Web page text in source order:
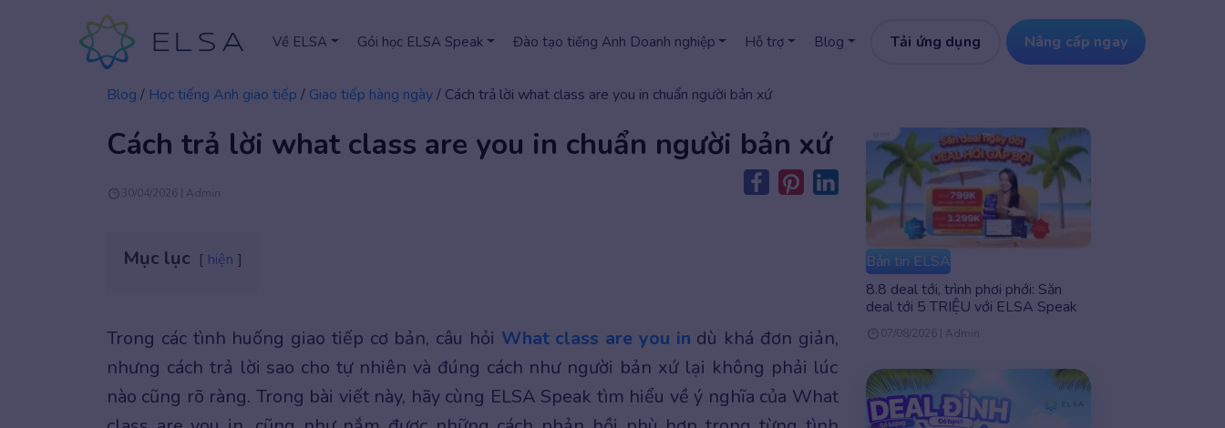
Về ELSA Gói học ELSA Speak Đào tạo tiếng Anh Doanh nghiệp Hỗ trợ Blog Tải ứng dụng Nâng cấp ngay
Blog / Học tiếng Anh giao tiếp / Giao tiếp hàng ngày/ Cách trả lời what class are you in chuẩn người bản xứ
Cách trả lời what class are you in chuẩn người bản xứ
30/04/2026 | Admin
Mục lục hiện
Trong các tình huống giao tiếp cơ bản, câu hỏi What class are you in dù khá đơn giản,
nhưng cách trả lời sao cho tự nhiên và đúng cách như người bản xứ lại không phải lúc
nào cũng rõ ràng. Trong bài viết này, hãy cùng ELSA Speak tìm hiểu về ý nghĩa của What
Bản tin ELSA
8.8 deal tới, trình phơi phới: Săn
deal tới 5 TRIỆU với ELSA Speak
07/08/2026 | Admin